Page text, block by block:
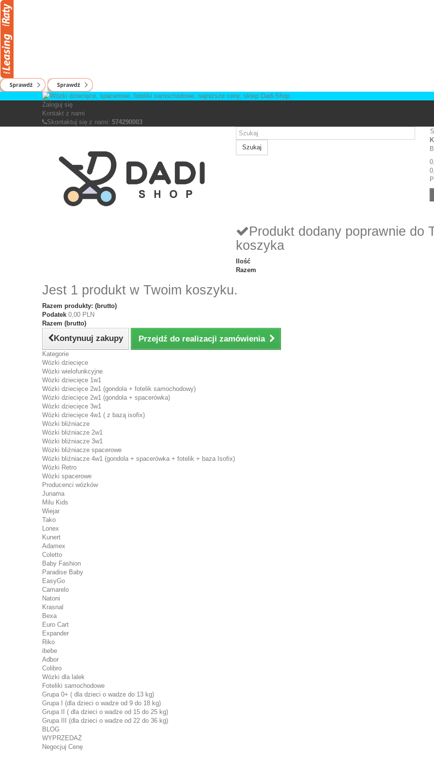
Zaloguj się
Kontakt z nami
Skontaktuj się z nami: 574290003
Szukaj
Produkt dodany poprawnie do
koszyka
Ilość
Razem
Jest 1 produkt w Twoim koszyku.
Razem produkty: (brutto)
Podatek 0,00 PLN
Razem (brutto)
Kontynuuj zakupy Przejdź do realizacji zamówienia
Kategorie
Wózki dziecięce
Wózki wielofunkcyjne
Wózki dziecięce 1w1
Wózki dziecięce 2w1 (gondola + fotelik samochodowy)
Wózki dziecięce 2w1 (gondola + spacerówka)
Wózki dziecięce 3w1
Wózki dziecięce 4w1 ( z bazą isofix)
Wózki bliźniacze
Wózki bliźniacze 2w1
Wózki bliźniacze 3w1
Wózki bliźniacze spacerowe
Wózki bliźniacze 4w1 (gondola + spacerówka + fotelik + baza Isofix)
Wózki Retro
Wózki spacerowe
Producenci wózków
Junama
Milu Kids
Wiejar
Tako
Lonex
Kunert
Adamex
Coletto
Baby Fashion
Paradise Baby
EasyGo
Camarelo
Natoni
Krasnal
Bexa
Euro Cart
Expander
Riko
ibebe
Adbor
Colibro
Wózki dla lalek
Foteliki samochodowe
Grupa 0+ ( dla dzieci o wadze do 13 kg)
Grupa I (dla dzieci o wadze od 9 do 18 kg)
Grupa II ( dla dzieci o wadze od 15 do 25 kg)
Grupa III (dla dzieci o wadze od 22 do 36 kg)
BLOG
WYPRZEDAŻ
Negocjuj Cenę